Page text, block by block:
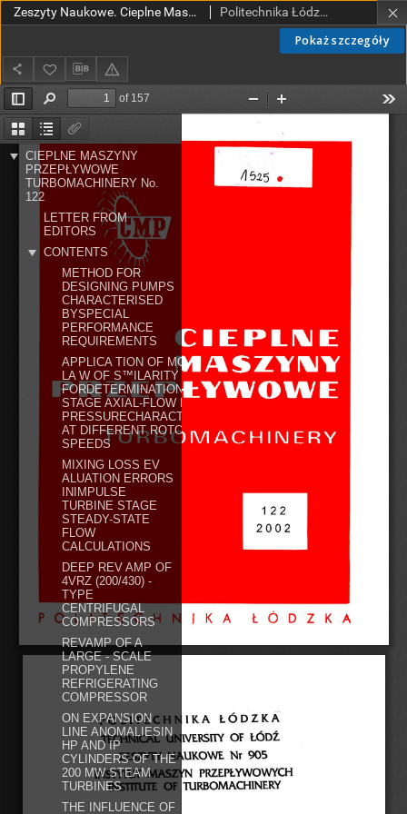
Pokaż szczegóły
Zeszyty Naukowe. Cieplne Maszyny Przepływowe. Turbomachinery nr 122 str. 299-444 (2002) Politechnika Łódzka. Instytut Maszyn Przepływowych.